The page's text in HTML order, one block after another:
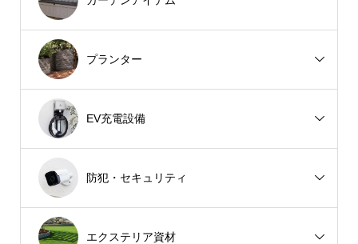
プランター
EV充電設備
防犯・セキュリティ
エクステリア資材